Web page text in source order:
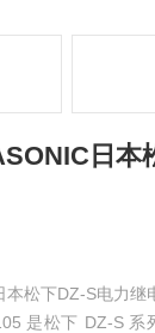
日本
本松下DZ-S电力继
是松下 DZ‑S 系